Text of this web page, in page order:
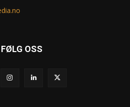
FØLG OSS